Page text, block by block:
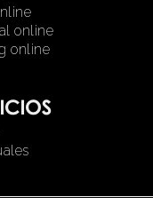
online
online